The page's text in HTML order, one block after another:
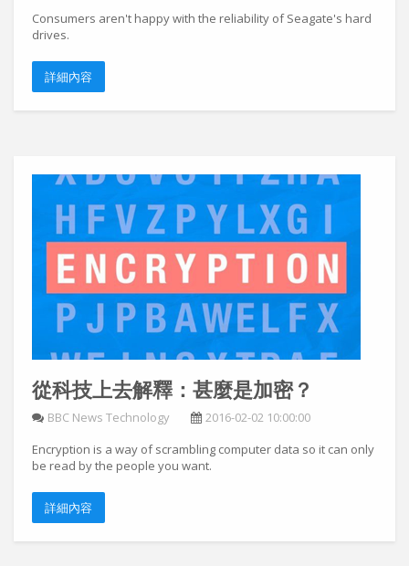
Consumers aren't happy with the reliability of Seagate's hard
drives.
詳細內容
從科技上去解釋：甚麼是加密？
BBC News Technology
2016-02-02 10:00:00
Encryption is a way of scrambling computer data so it can only
be read by the people you want.
詳細內容